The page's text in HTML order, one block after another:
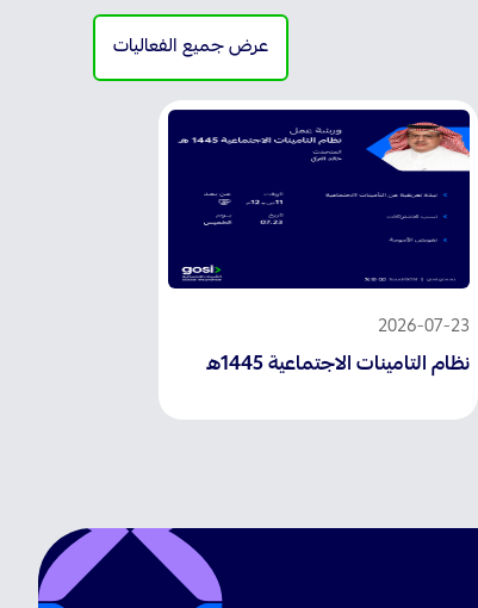
عرض جميع الفعاليات
2026-07-23
نظام التامينات الاجتماعية 1445ه